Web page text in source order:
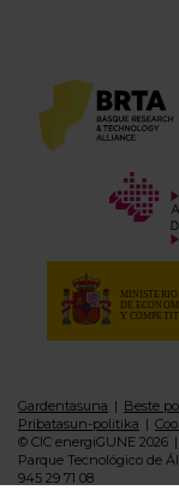
Gardentasuna Beste
Pribatasun-politika
© CIC energiGUNE 2026
Parque Tecnológico de
945 29 71 08